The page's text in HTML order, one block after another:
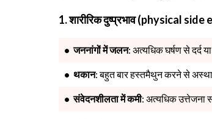
1. शारीरिक दुष्प्रभाव (physical
जननांगों में जलन: अत्यधिक घर्षण से दर्द
थकान: बहुत बार हस्तमैथुन करने से
संवेदनशीलता में कमी: अत्यधिक उत्तेजना